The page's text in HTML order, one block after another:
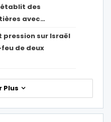
des
avec…
pression sur Israël
de deux
Plus